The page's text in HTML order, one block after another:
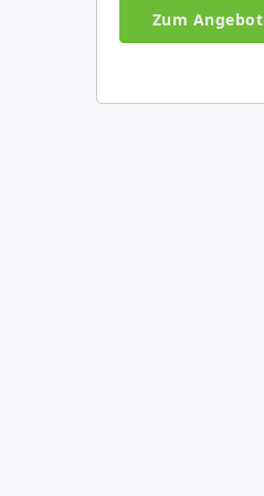
Zum Angebot